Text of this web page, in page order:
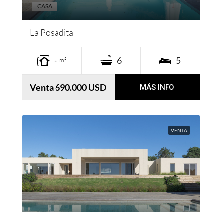
La Posadita
- m² 6 5
CASA
Venta 690.000 USD MÁS INFO
VENTA